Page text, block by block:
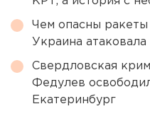
Чем опасны
Украина
Свердловская
Федулев
Екатеринбург